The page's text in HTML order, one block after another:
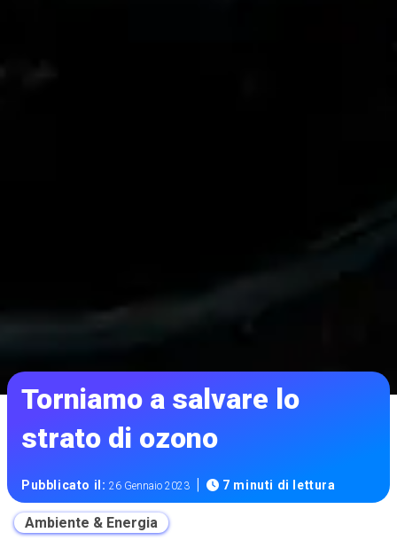
Torniamo a salvare lo
strato di ozono
Pubblicato il:26 Gennaio 2023 | 7 minuti di lettura
Ambiente & Energia